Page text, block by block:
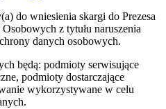
do wniesienia skargi do Prezesa
z tytułu naruszenia
danych osobowych.
będą: podmioty serwisujące
podmioty dostarczające
wykorzystywane w celu